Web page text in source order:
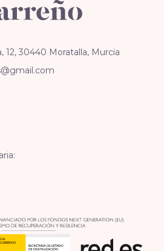
12, 30440 Moratalla, Murcia